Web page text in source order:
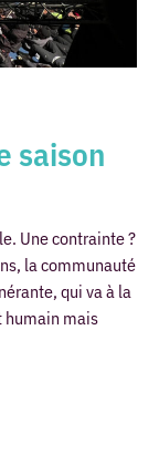
saison
Une contrainte ?
la communauté
qui va à la
humain mais